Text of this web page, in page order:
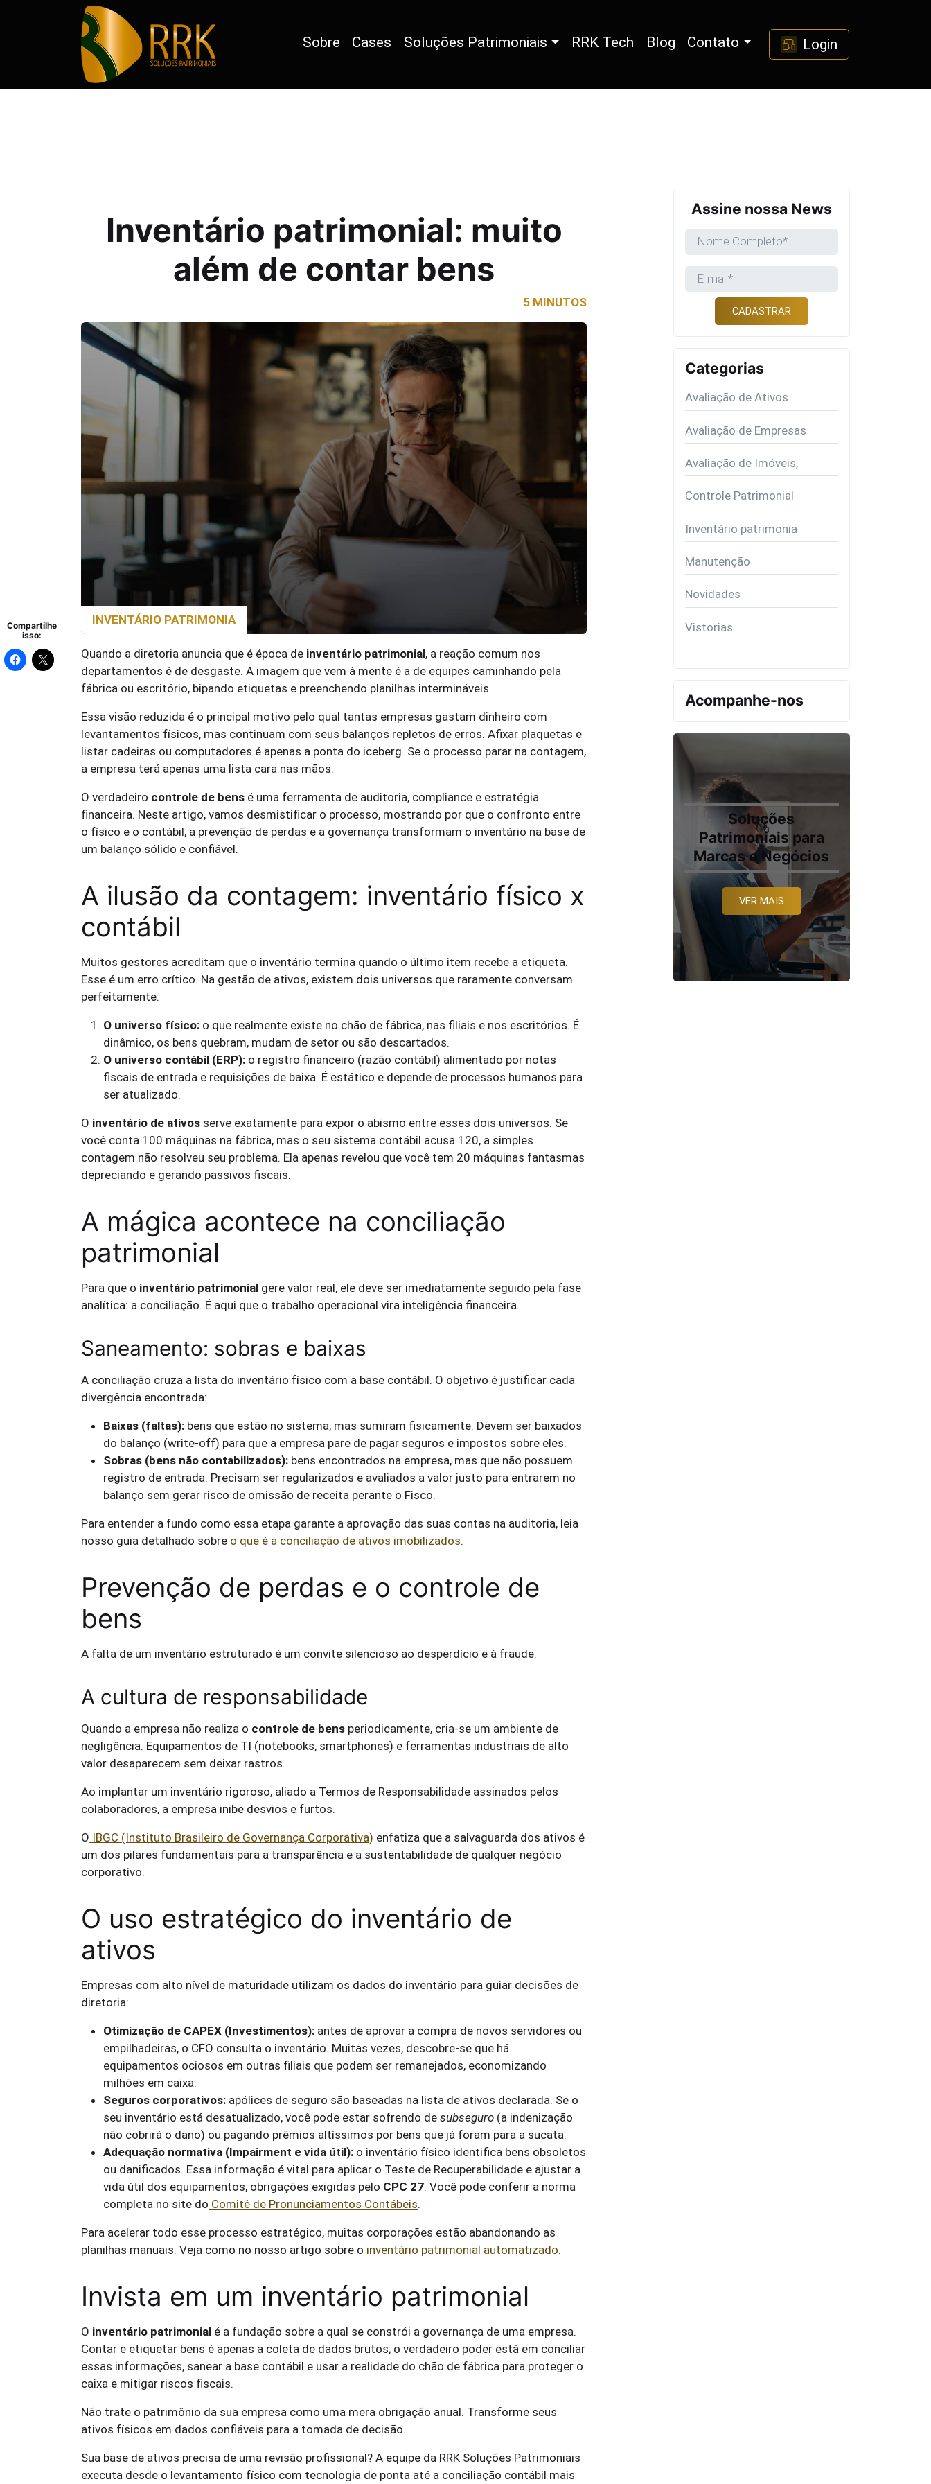
Sobre Cases Soluções Patrimoniais RRK Tech Blog Contato Login
Compartilhe
isso:
Inventário patrimonial: muito
além de contar bens
5 MINUTOS
INVENTÁRIO PATRIMONIA
Quando a diretoria anuncia que é época de inventário patrimonial, a reação comum nos
departamentos é de desgaste. A imagem que vem à mente é a de equipes caminhando pela
fábrica ou escritório, bipando etiquetas e preenchendo planilhas intermináveis.
Essa visão reduzida é o principal motivo pelo qual tantas empresas gastam dinheiro com
levantamentos físicos, mas continuam com seus balanços repletos de erros. Afixar plaquetas e
listar cadeiras ou computadores é apenas a ponta do iceberg. Se o processo parar na contagem,
a empresa terá apenas uma lista cara nas mãos.
O verdadeiro controle de bens é uma ferramenta de auditoria, compliance e estratégia
financeira. Neste artigo, vamos desmistificar o processo, mostrando por que o confronto entre
o físico e o contábil, a prevenção de perdas e a governança transformam o inventário na base de
um balanço sólido e confiável.
A ilusão da contagem: inventário físico x
contábil
Muitos gestores acreditam que o inventário termina quando o último item recebe a etiqueta.
Esse é um erro crítico. Na gestão de ativos, existem dois universos que raramente conversam
perfeitamente:
O universo físico: o que realmente existe no chão de fábrica, nas filiais e nos escritórios. É
dinâmico, os bens quebram, mudam de setor ou são descartados.
O universo contábil (ERP): o registro financeiro (razão contábil) alimentado por notas
fiscais de entrada e requisições de baixa. É estático e depende de processos humanos para
ser atualizado.
O inventário de ativos serve exatamente para expor o abismo entre esses dois universos. Se
você conta 100 máquinas na fábrica, mas o seu sistema contábil acusa 120, a simples
contagem não resolveu seu problema. Ela apenas revelou que você tem 20 máquinas fantasmas
depreciando e gerando passivos fiscais.
A mágica acontece na conciliação
patrimonial
Para que o inventário patrimonial gere valor real, ele deve ser imediatamente seguido pela fase
analítica: a conciliação. É aqui que o trabalho operacional vira inteligência financeira.
Saneamento: sobras e baixas
A conciliação cruza a lista do inventário físico com a base contábil. O objetivo é justificar cada
divergência encontrada:
Baixas (faltas): bens que estão no sistema, mas sumiram fisicamente. Devem ser baixados
do balanço (write-off) para que a empresa pare de pagar seguros e impostos sobre eles.
Sobras (bens não contabilizados): bens encontrados na empresa, mas que não possuem
registro de entrada. Precisam ser regularizados e avaliados a valor justo para entrarem no
balanço sem gerar risco de omissão de receita perante o Fisco.
Para entender a fundo como essa etapa garante a aprovação das suas contas na auditoria, leia
nosso guia detalhado sobre o que é a conciliação de ativos imobilizados.
Prevenção de perdas e o controle de
bens
A falta de um inventário estruturado é um convite silencioso ao desperdício e à fraude.
A cultura de responsabilidade
Quando a empresa não realiza o controle de bens periodicamente, cria-se um ambiente de
negligência. Equipamentos de TI (notebooks, smartphones) e ferramentas industriais de alto
valor desaparecem sem deixar rastros.
Ao implantar um inventário rigoroso, aliado a Termos de Responsabilidade assinados pelos
colaboradores, a empresa inibe desvios e furtos.
O IBGC (Instituto Brasileiro de Governança Corporativa) enfatiza que a salvaguarda dos ativos é
um dos pilares fundamentais para a transparência e a sustentabilidade de qualquer negócio
corporativo.
O uso estratégico do inventário de
ativos
Empresas com alto nível de maturidade utilizam os dados do inventário para guiar decisões de
diretoria:
Otimização de CAPEX (Investimentos): antes de aprovar a compra de novos servidores ou
empilhadeiras, o CFO consulta o inventário. Muitas vezes, descobre-se que há
equipamentos ociosos em outras filiais que podem ser remanejados, economizando
milhões em caixa.
Seguros corporativos: apólices de seguro são baseadas na lista de ativos declarada. Se o
seu inventário está desatualizado, você pode estar sofrendo de subseguro (a indenização
não cobrirá o dano) ou pagando prêmios altíssimos por bens que já foram para a sucata.
Adequação normativa (Impairment e vida útil): o inventário físico identifica bens obsoletos
ou danificados. Essa informação é vital para aplicar o Teste de Recuperabilidade e ajustar a
vida útil dos equipamentos, obrigações exigidas pelo CPC 27. Você pode conferir a norma
completa no site do Comitê de Pronunciamentos Contábeis.
Para acelerar todo esse processo estratégico, muitas corporações estão abandonando as
planilhas manuais. Veja como no nosso artigo sobre o inventário patrimonial automatizado.
Invista em um inventário patrimonial
O inventário patrimonial é a fundação sobre a qual se constrói a governança de uma empresa.
Contar e etiquetar bens é apenas a coleta de dados brutos; o verdadeiro poder está em conciliar
essas informações, sanear a base contábil e usar a realidade do chão de fábrica para proteger o
caixa e mitigar riscos fiscais.
Não trate o patrimônio da sua empresa como uma mera obrigação anual. Transforme seus
ativos físicos em dados confiáveis para a tomada de decisão.
Sua base de ativos precisa de uma revisão profissional? A equipe da RRK Soluções Patrimoniais
executa desde o levantamento físico com tecnologia de ponta até a conciliação contábil mais
Assine nossa News
Categorias
Avaliação de Ativos
Avaliação de Empresas
Avaliação de Imóveis,
Controle Patrimonial
Inventário patrimonia
Manutenção
Novidades
Vistorias
Acompanhe-nos
Soluções
Patrimoniais para
Marcas e Negócios
VER MAIS